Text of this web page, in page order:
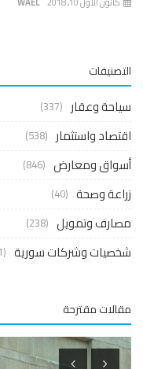
وعقار (337)
واستثمار (538)
ومعارض (846)
وصحة (40)
وتمويل (238)
وشركات سورية (271)
مقترحة